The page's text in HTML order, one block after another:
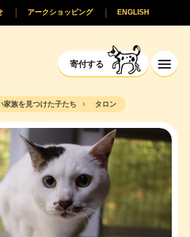
寄付する
ENGLISH
アークショッピング
家族を見つけた子たち タロン